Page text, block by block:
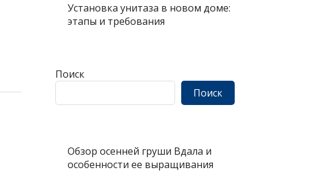
Установка унитаза в новом доме:
этапы и требования
Поиск
Поиск
Обзор осенней груши Вдала и
особенности ее выращивания